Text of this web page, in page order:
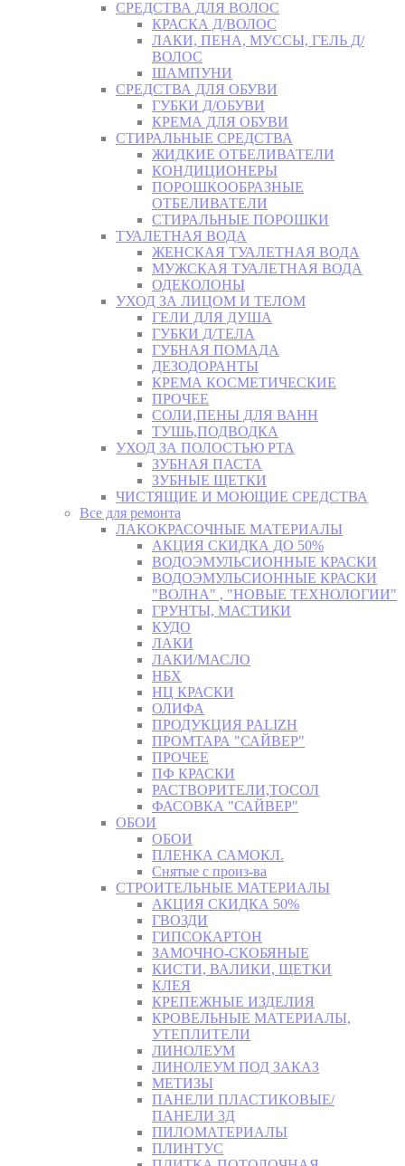
СРЕДСТВА ДЛЯ ВОЛОС
КРАСКА Д/ВОЛОС
ЛАКИ, ПЕНА, МУССЫ, ГЕЛЬ Д/
ВОЛОС
ШАМПУНИ
СРЕДСТВА ДЛЯ ОБУВИ
ГУБКИ Д/ОБУВИ
КРЕМА ДЛЯ ОБУВИ
СТИРАЛЬНЫЕ СРЕДСТВА
ЖИДКИЕ ОТБЕЛИВАТЕЛИ
КОНДИЦИОНЕРЫ
ПОРОШКООБРАЗНЫЕ
ОТБЕЛИВАТЕЛИ
СТИРАЛЬНЫЕ ПОРОШКИ
ТУАЛЕТНАЯ ВОДА
ЖЕНСКАЯ ТУАЛЕТНАЯ ВОДА
МУЖСКАЯ ТУАЛЕТНАЯ ВОДА
ОДЕКОЛОНЫ
УХОД ЗА ЛИЦОМ И ТЕЛОМ
ГЕЛИ ДЛЯ ДУША
ГУБКИ Д/ТЕЛА
ГУБНАЯ ПОМАДА
ДЕЗОДОРАНТЫ
КРЕМА КОСМЕТИЧЕСКИЕ
ПРОЧЕЕ
СОЛИ,ПЕНЫ ДЛЯ ВАНН
ТУШЬ,ПОДВОДКА
УХОД ЗА ПОЛОСТЬЮ РТА
ЗУБНАЯ ПАСТА
ЗУБНЫЕ ЩЕТКИ
ЧИСТЯЩИЕ И МОЮЩИЕ СРЕДСТВА
Все для ремонта
ЛАКОКРАСОЧНЫЕ МАТЕРИАЛЫ
АКЦИЯ СКИДКА ДО 50%
ВОДОЭМУЛЬСИОННЫЕ КРАСКИ
ВОДОЭМУЛЬСИОННЫЕ КРАСКИ
"ВОЛНА" , "НОВЫЕ ТЕХНОЛОГИИ"
ГРУНТЫ, МАСТИКИ
КУДО
ЛАКИ
ЛАКИ/МАСЛО
НБХ
НЦ КРАСКИ
ОЛИФА
ПРОДУКЦИЯ PALIZH
ПРОМТАРА "САЙВЕР"
ПРОЧЕЕ
ПФ КРАСКИ
РАСТВОРИТЕЛИ,ТОСОЛ
ФАСОВКА "САЙВЕР"
ОБОИ
ОБОИ
ПЛЕНКА САМОКЛ.
Снятые с произ-ва
СТРОИТЕЛЬНЫЕ МАТЕРИАЛЫ
АКЦИЯ СКИДКА 50%
ГВОЗДИ
ГИПСОКАРТОН
ЗАМОЧНО-СКОБЯНЫЕ
КИСТИ, ВАЛИКИ, ЩЕТКИ
КЛЕЯ
КРЕПЕЖНЫЕ ИЗДЕЛИЯ
КРОВЕЛЬНЫЕ МАТЕРИАЛЫ,
УТЕПЛИТЕЛИ
ЛИНОЛЕУМ
ЛИНОЛЕУМ ПОД ЗАКАЗ
МЕТИЗЫ
ПАНЕЛИ ПЛАСТИКОВЫЕ/
ПАНЕЛИ 3Д
ПИЛОМАТЕРИАЛЫ
ПЛИНТУС